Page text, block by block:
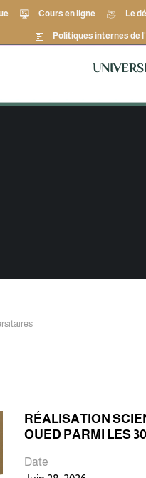
Cours en ligne Le
Politiques internes de
RÉALISATION
OUED PARMI LES
Date